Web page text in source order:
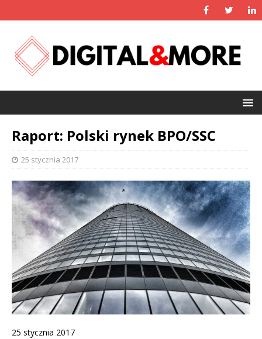
Raport: Polski rynek BPO/SSC
25 stycznia 2017
25 stycznia 2017